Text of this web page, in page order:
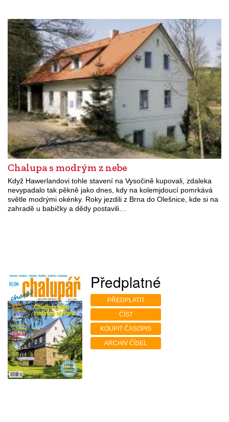
Chalupa s modrým z nebe
Když Hawerlandovi tohle stavení na Vysočině kupovali, zdaleka
nevypadalo tak pěkně jako dnes, kdy na kolemjdoucí pomrkává
světle modrými okénky. Roky jezdili z Brna do Olešnice, kde si na
zahradě u babičky a dědy postavili…
Předplatné
PŘEDPLATIT
ČÍST
KOUPIT ČASOPIS
ARCHIV ČÍSEL